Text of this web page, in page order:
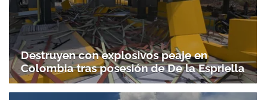
Destruyen con explosivos peaje en
Colombia tras posesión de De la Espriella